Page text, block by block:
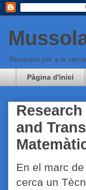
Recursos per a la
Pàgina d'inici
and
En el marc
cerca un